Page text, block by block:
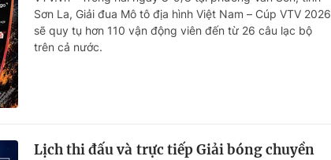
Sơn La, Giải đua Mô tô địa hình Việt Nam – Cúp VTV 2026
sẽ quy tụ hơn 110 vận động viên đến từ 26 câu lạc bộ
trên cả nước.
Lịch thi đấu và trực tiếp Giải bóng chuyền